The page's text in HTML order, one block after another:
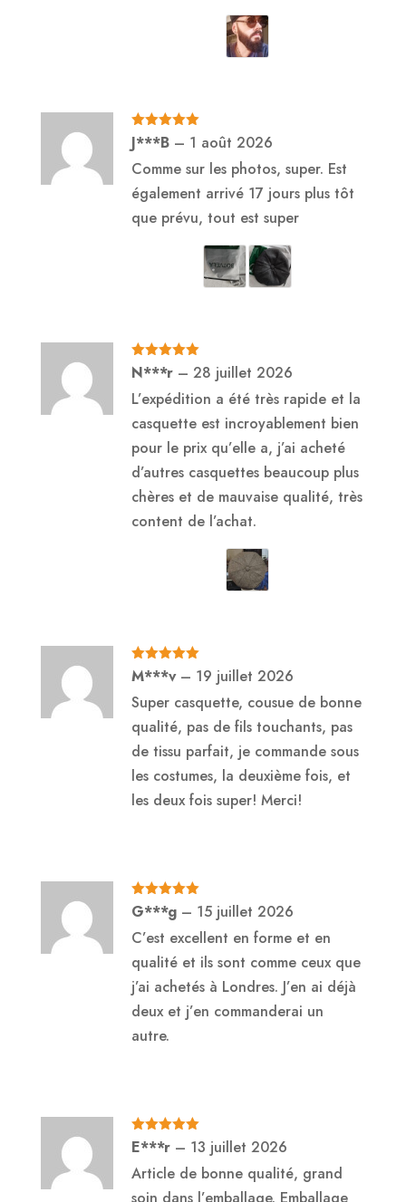
Note5sur
5J***B – 1 août 2026
Comme sur les photos, super. Est
également arrivé 17 jours plus tôt
que prévu, tout est super
Note5sur
5N***r – 28 juillet 2026
L’expédition a été très rapide et la
casquette est incroyablement bien
pour le prix qu’elle a, j’ai acheté
d’autres casquettes beaucoup plus
chères et de mauvaise qualité, très
content de l’achat.
Note5sur
5M***v – 19 juillet 2026
Super casquette, cousue de bonne
qualité, pas de fils touchants, pas
de tissu parfait, je commande sous
les costumes, la deuxième fois, et
les deux fois super! Merci!
Note5sur
5
G***g – 15 juillet 2026
C’est excellent en forme et en
qualité et ils sont comme ceux que
j’ai achetés à Londres. J’en ai déjà
deux et j’en commanderai un
autre.
Note5sur
5
E***r – 13 juillet 2026
Article de bonne qualité, grand